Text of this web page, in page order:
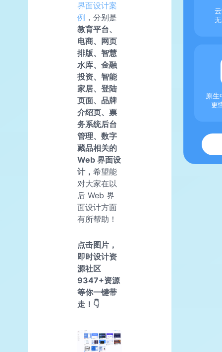
界面设计案
例 ，分别是
教育平台、
电商、网页
排版、智慧
水库、金融
投资、智能
家居、登陆
页面、品牌
介绍页、票
务系统后台
管理、数字
藏品相关的
Web 界面设
计， 希望能
对大家在以
后 Web 界
面设计方面
有所帮助！
点击图片，
即时设计资
源社区
9347+资源
等你一键带
走！👇
原生
更